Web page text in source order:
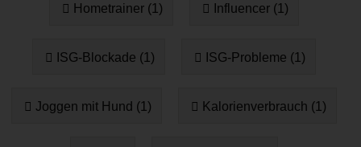
Hometrainer (1) Influencer (1)
ISG-Blockade (1) ISG-Probleme (1)
Joggen mit Hund (1) Kalorienverbrauch (1)